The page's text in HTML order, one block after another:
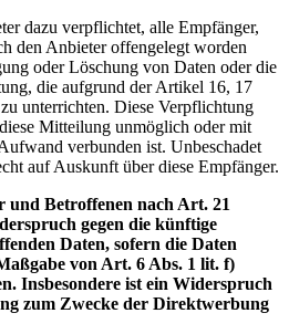
dazu verpflichtet, alle Empfänger,
den Anbieter offengelegt worden
oder Löschung von Daten oder die
die aufgrund der Artikel 16, 17
unterrichten. Diese Verpflichtung
Mitteilung unmöglich oder mit
verbunden ist. Unbeschadet
auf Auskunft über diese Empfänger.
und Betroffenen nach Art. 21
gegen die künftige
Daten, sofern die Daten
von Art. 6 Abs. 1 lit. f)
Insbesondere ist ein Widerspruch
zum Zwecke der Direktwerbung